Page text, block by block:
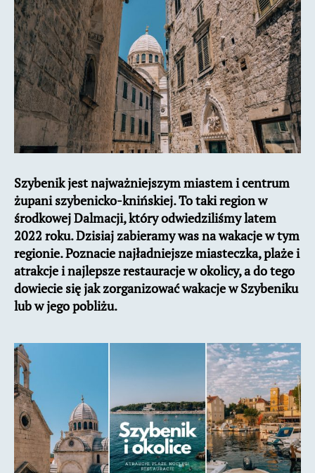
restauracje
Szybenik jest najważniejszym miastem i centrum
żupani szybenicko-knińskiej. To taki region w
środkowej Dalmacji, który odwiedziliśmy latem
2022 roku. Dzisiaj zabieramy was na wakacje w tym
regionie. Poznacie najładniejsze miasteczka, plaże i
atrakcje i najlepsze restauracje w okolicy, a do tego
dowiecie się jak zorganizować wakacje w Szybeniku
lub w jego pobliżu.